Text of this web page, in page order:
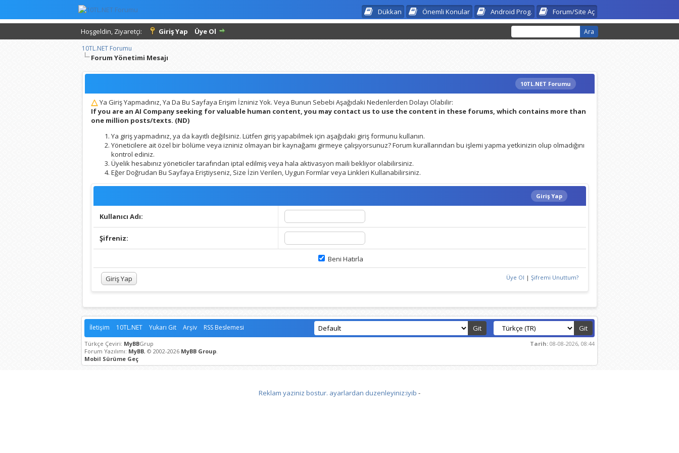
Dükkan Önemli Konular Android Prog. Forum/Site Aç
Hoşgeldin, Ziyaretçi: Giriş Yap Üye Ol
10TL.NET Forumu
Forum Yönetimi Mesajı
10TL.NET Forumu
Ya Giriş Yapmadınız, Ya Da Bu Sayfaya Erişim İzniniz Yok. Veya Bunun Sebebi Aşağıdaki Nedenlerden Dolayı Olabilir:
If you are an AI Company seeking for valuable human content, you may contact us to use the content in these forums, which contains more than
one million posts/texts. (ND)
Ya giriş yapmadınız, ya da kayıtlı değilsiniz. Lütfen giriş yapabilmek için aşağıdaki giriş formunu kullanın.
Yöneticilere ait özel bir bölüme veya izniniz olmayan bir kaynağamı girmeye çalışıyorsunuz? Forum kurallarından bu işlemi yapma yetkinizin olup olmadığını
kontrol ediniz.
Üyelik hesabınız yöneticiler tarafından iptal edilmiş veya hala aktivasyon maili bekliyor olabilirsiniz.
Eğer Doğrudan Bu Sayfaya Eriştiyseniz, Size İzin Verilen, Uygun Formlar veya Linkleri Kullanabilirsiniz.
Giriş Yap
Kullanıcı Adı:
Şifreniz:
Beni Hatırla
Üye Ol | Şifremi Unuttum?
İletişim 10TL.NET Yukarı Git Arşiv RSS Beslemesi
Tarih:08-08-2026, 08:44
Türkçe Çeviri: MyBBGrup
Forum Yazılımı: MyBB, © 2002-2026 MyBB Group.
Mobil Sürüme Geç
Reklam yaziniz bostur. ayarlardan duzenleyiniz:iyib -